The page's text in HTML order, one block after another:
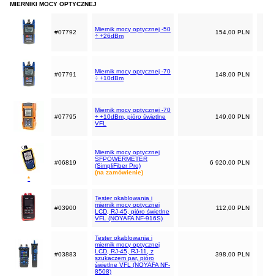
MIERNIKI MOCY OPTYCZNEJ
#07792
Miernik mocy optycznej -50
÷ +26dBm
154,00 PLN
#07791
Miernik mocy optycznej -70
÷ +10dBm
148,00 PLN
#07795
Miernik mocy optycznej -70
÷ +10dBm, pióro świetlne
VFL
149,00 PLN
*
#06819
Miernik mocy optycznej
SFPOWERMETER
(SimpliFiber Pro)
(na zamówienie)
6 920,00 PLN
#03900
Tester okablowania i
miernik mocy optycznej
LCD, RJ-45, pióro świetlne
VFL (NOYAFA NF-916S)
112,00 PLN
#03883
Tester okablowania i
miernik mocy optycznej
LCD, RJ-45, RJ-11, z
szukaczem par, pióro
świetlne VFL (NOYAFA NF-
8508)
398,00 PLN